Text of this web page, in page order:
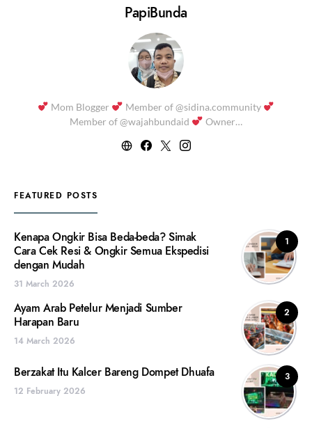
PapiBunda
Mom Blogger
Member of @sidina.community
Member of @wajahbundaid
Owner…
FEATURED POSTS
1
Kenapa Ongkir Bisa Beda-beda? Simak
Cara Cek Resi & Ongkir Semua Ekspedisi
dengan Mudah
31 March 2026
2
Ayam Arab Petelur Menjadi Sumber
Harapan Baru
14 March 2026
3
Berzakat Itu Kalcer Bareng Dompet Dhuafa
12 February 2026